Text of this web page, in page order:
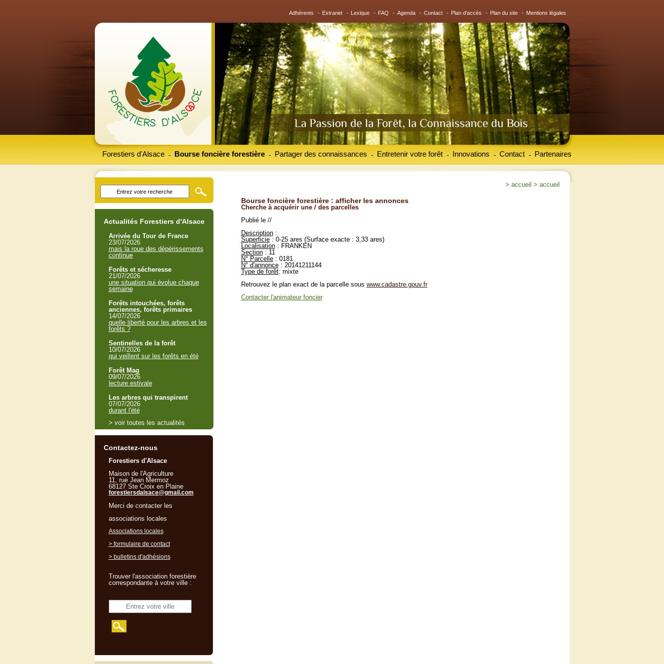
Adhérents - Extranet - Lexique - FAQ - Agenda - Contact - Plan d'accès - Plan du site - Mentions légales
Forestiers d'Alsace Bourse foncière forestière
- Partager des connaissances
- Entretenir votre forêt
- Innovations
- Contact
- Partenaires
-
> accueil > accueil
Bourse foncière forestière : afficher les annonces
Cherche à acquérir une / des parcelles
Publié le //
Description:
Superficie: 0-25 ares (Surface exacte : 3,33 ares)
Localisation: FRANKEN
Section: 11
N° Parcelle: 0181
N° d'annonce: 20141211144
Type de forêt: mixte
Retrouvez le plan exact de la parcelle sous www.cadastre.gouv.fr
Contacter l'animateur foncier
Actualités Forestiers d'Alsace
Arrivée du Tour de France
23/07/2026
mais la roue des dépérissements
continue
Forêts et sécheresse
21/07/2026
une situation qui évolue chaque
semaine
Forêts intouchées, forêts
anciennes, forêts primaires
14/07/2026
quelle liberté pour les arbres et les
forêts ?
Sentinelles de la forêt
10/07/2026
qui veillent sur les forêts en été
Forêt Mag
09/07/2026
lecture estivale
Les arbres qui transpirent
07/07/2026
durant l'été
> voir toutes les actualités
Contactez-nous
Forestiers d'Alsace
Maison de l'Agriculture
11, rue Jean Mermoz
68127 Ste Croix en Plaine
forestiersdalsace@gmail.com
Merci de contacter les
associations locales
Associations locales
> formulaire de contact
> bulletins d'adhésions
Trouver l'association forestière
correspondante à votre ville :